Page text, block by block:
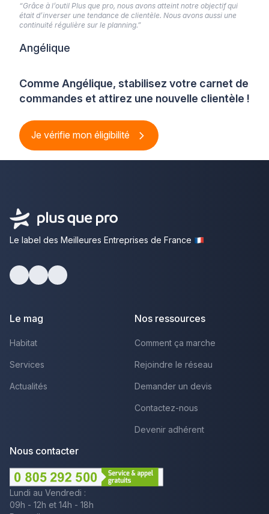
Comme Angélique, stabilisez votre carnet de
commandes et attirez une nouvelle clientèle !
Je vérifie mon éligibilité
“Grâce à l’outil Plus que pro, nous avons atteint notre objectif qui
était d’inverser une tendance de clientèle. Nous avons aussi une
continuité régulière sur le planning.”
Angélique
Le label des Meilleures Entreprises de France
Le mag
Habitat
Services
Actualités
Nos ressources
Comment ça marche
Rejoindre le réseau
Demander un devis
Contactez-nous
Devenir adhérent
Nous contacter
Lundi au Vendredi :
09h - 12h et 14h - 18h